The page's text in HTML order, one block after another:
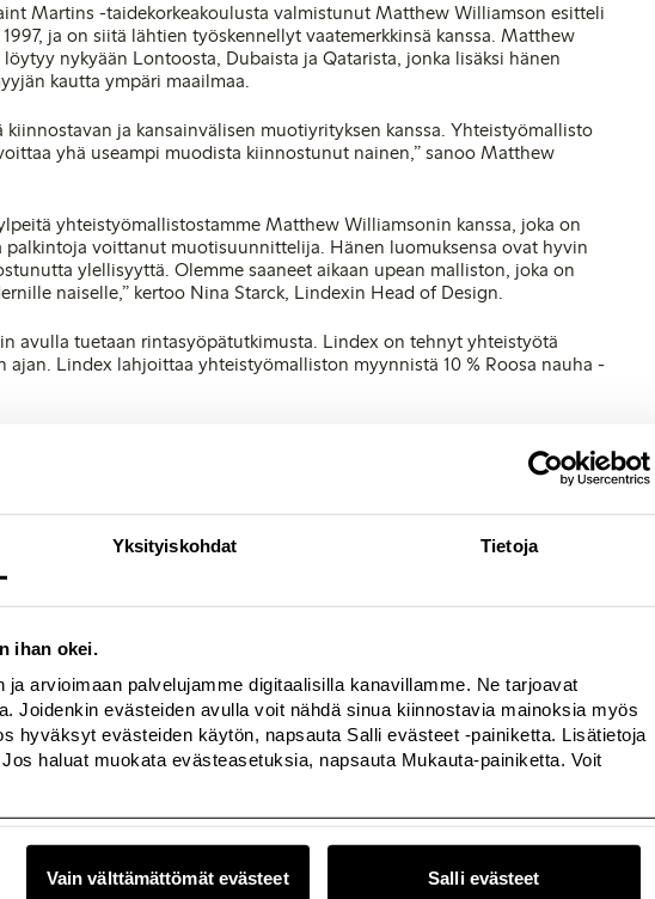
Yksityiskohdat Tietoja
ihan okei.
ja arvioimaan palvelujamme digitaalisilla kanavillamme. Ne tarjoavat
Joidenkin evästeiden avulla voit nähdä sinua kiinnostavia mainoksia myös
hyväksyt evästeiden käytön, napsauta Salli evästeet -painiketta. Lisätietoja
haluat muokata evästeasetuksia, napsauta Mukauta-painiketta. Voit
Vain välttämättömät evästeet Salli evästeet
Martins -taidekorkeakoulusta valmistunut Matthew Williamson esitteli
ja on siitä lähtien työskennellyt vaatemerkkinsä kanssa. Matthew
nykyään Lontoosta, Dubaista ja Qatarista, jonka lisäksi hänen
kautta ympäri maailmaa.
kiinnostavan ja kansainvälisen muotiyrityksen kanssa. Yhteistyömallisto
yhä useampi muodista kiinnostunut nainen,” sanoo Matthew
yhteistyömallistostamme Matthew Williamsonin kanssa, joka on
palkintoja voittanut muotisuunnittelija. Hänen luomuksensa ovat hyvin
ylellisyyttä. Olemme saaneet aikaan upean malliston, joka on
naiselle,” kertoo Nina Starck, Lindexin Head of Design.
avulla tuetaan rintasyöpätutkimusta. Lindex on tehnyt yhteistyötä
ajan. Lindex lahjoittaa yhteistyömalliston myynnistä 10 % Roosa nauha -
ja olen aina inspiroitunut heistä. Siksi olen erittäin otettu, että tämän
asusteista sekä muutamista lastenvaatteista. Matthew Williamsonin
4. lokakuuta valikoiduissa Lindex-myymälöissä ja osoitteessa
”Sense of Style”-tyyliinsä.
user/lindex